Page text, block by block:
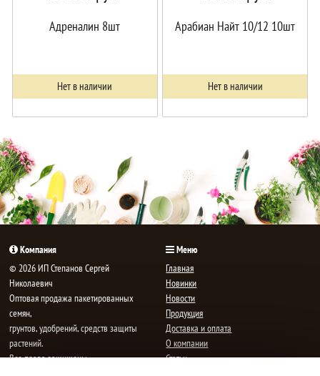
Адреналин 8шт
Нет в наличии
Арабиан Найт 10/12 10шт
Нет в наличии
Компания
© 2026 ИП Степанов Сергей
Николаевич
Oптовая продажа пакетированных
семян,
грунтов, удобрений, средств защиты
растений.
Все права защищены.
Меню
Главная
Новинки
Новости
Продукция
Доставка и оплата
О компании
Статьи